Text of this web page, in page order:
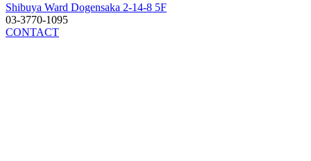
Shibuya Ward Dogensaka 2-14-8 5F
03-3770-1095
CONTACT